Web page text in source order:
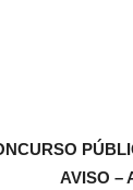
AVISO –